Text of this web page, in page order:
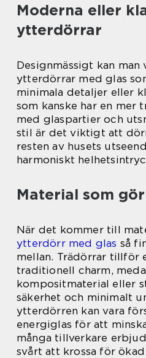
Moderna eller
ytterdörrar
Designmässigt kan man
ytterdörrar med glas
minimala detaljer eller
som kanske har en mer
med glaspartier och
stil är det viktigt att
resten av husets
harmoniskt
Material som
När det kommer till
ytterdörr med glas så
mellan. Trädörrar tillför
traditionell charm,
kompositmaterial eller
säkerhet och minimalt
ytterdörren kan vara
energiglas för att
många tillverkare
svårt att krossa för ökad